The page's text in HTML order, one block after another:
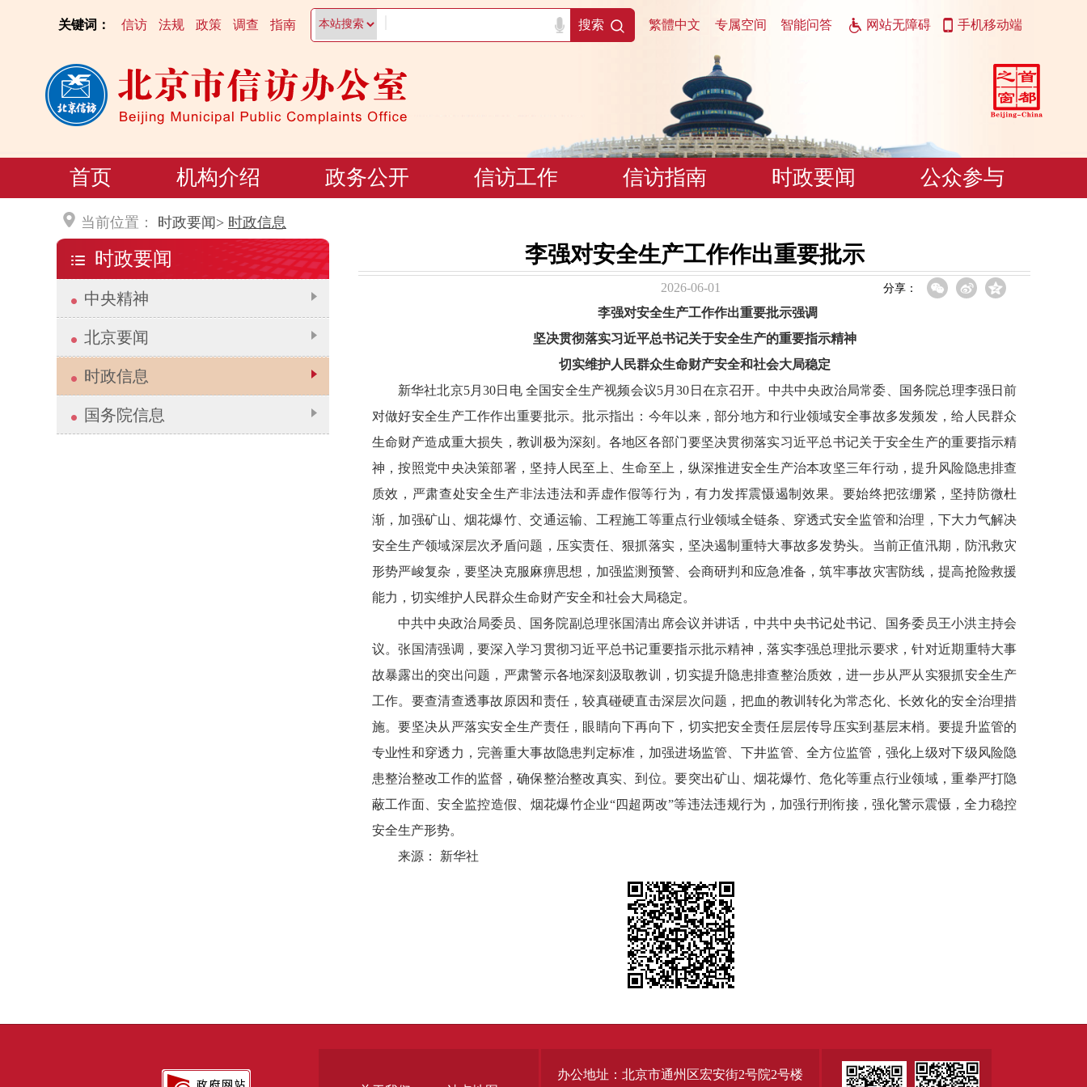
关键词： 信访 法规 政策 调查 指南 搜索 繁體中文 专属空间 网站无障碍
智能问答 手机移动端
首页 机构介绍 政务公开 信访工作 信访指南 时政要闻 公众参与
当前位置： 时政要闻> 时政信息
时政要闻
中央精神
北京要闻
时政信息
国务院信息
李强对安全生产工作作出重要批示
2026-06-01 分享：
李强对安全生产工作作出重要批示强调
坚决贯彻落实习近平总书记关于安全生产的重要指示精神
切实维护人民群众生命财产安全和社会大局稳定
新华社北京5月30日电 全国安全生产视频会议5月30日在京召开。中共中央政治局常委、国务院总理李强日前
对做好安全生产工作作出重要批示。批示指出：今年以来，部分地方和行业领域安全事故多发频发，给人民群众
生命财产造成重大损失，教训极为深刻。各地区各部门要坚决贯彻落实习近平总书记关于安全生产的重要指示精
神，按照党中央决策部署，坚持人民至上、生命至上，纵深推进安全生产治本攻坚三年行动，提升风险隐患排查
质效，严肃查处安全生产非法违法和弄虚作假等行为，有力发挥震慑遏制效果。要始终把弦绷紧，坚持防微杜
渐，加强矿山、烟花爆竹、交通运输、工程施工等重点行业领域全链条、穿透式安全监管和治理，下大力气解决
安全生产领域深层次矛盾问题，压实责任、狠抓落实，坚决遏制重特大事故多发势头。当前正值汛期，防汛救灾
形势严峻复杂，要坚决克服麻痹思想，加强监测预警、会商研判和应急准备，筑牢事故灾害防线，提高抢险救援
能力，切实维护人民群众生命财产安全和社会大局稳定。
中共中央政治局委员、国务院副总理张国清出席会议并讲话，中共中央书记处书记、国务委员王小洪主持会
议。张国清强调，要深入学习贯彻习近平总书记重要指示批示精神，落实李强总理批示要求，针对近期重特大事
故暴露出的突出问题，严肃警示各地深刻汲取教训，切实提升隐患排查整治质效，进一步从严从实狠抓安全生产
工作。要查清查透事故原因和责任，较真碰硬直击深层次问题，把血的教训转化为常态化、长效化的安全治理措
施。要坚决从严落实安全生产责任，眼睛向下再向下，切实把安全责任层层传导压实到基层末梢。要提升监管的
专业性和穿透力，完善重大事故隐患判定标准，加强进场监管、下井监管、全方位监管，强化上级对下级风险隐
患整治整改工作的监督，确保整治整改真实、到位。要突出矿山、烟花爆竹、危化等重点行业领域，重拳严打隐
蔽工作面、安全监控造假、烟花爆竹企业“四超两改”等违法违规行为，加强行刑衔接，强化警示震慑，全力稳控
安全生产形势。
来源： 新华社
办公地址：北京市通州区宏安街2号院2号楼